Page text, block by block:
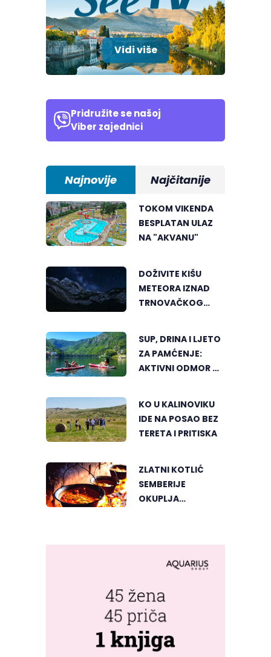
Vidi više
Pridružite se našoj
Viber zajednici
Najnovije Najčitanije
TOKOM VIKENDA
BESPLATAN ULAZ
NA "AKVANU"
DOŽIVITE KIŠU
METEORA IZNAD
TRNOVAČKOG
SUP, DRINA I LJETO
ZA PAMĆENJE:
AKTIVNI ODMOR U
KO U KALINOVIKU
IDE NA POSAO BEZ
TERETA I PRITISKA
ZLATNI KOTLIĆ
SEMBERIJE
OKUPLJA
U DVOROVIMA